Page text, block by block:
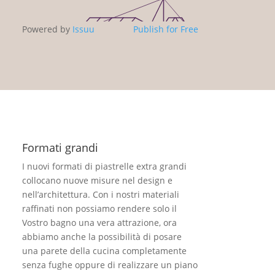
Powered by Issuu Publish for Free
Formati grandi
I nuovi formati di piastrelle extra grandi
collocano nuove misure nel design e
nell’architettura. Con i nostri materiali
raffinati non possiamo rendere solo il
Vostro bagno una vera attrazione, ora
abbiamo anche la possibilità di posare
una parete della cucina completamente
senza fughe oppure di realizzare un piano